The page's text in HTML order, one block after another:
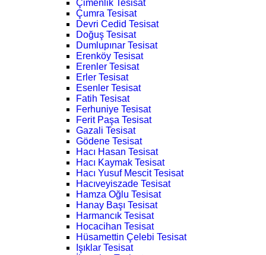
Çimenlik Tesisat
Çumra Tesisat
Devri Cedid Tesisat
Doğuş Tesisat
Dumlupınar Tesisat
Erenköy Tesisat
Erenler Tesisat
Erler Tesisat
Esenler Tesisat
Fatih Tesisat
Ferhuniye Tesisat
Ferit Paşa Tesisat
Gazali Tesisat
Gödene Tesisat
Hacı Hasan Tesisat
Hacı Kaymak Tesisat
Hacı Yusuf Mescit Tesisat
Hacıveyiszade Tesisat
Hamza Oğlu Tesisat
Hanay Başı Tesisat
Harmancık Tesisat
Hocacihan Tesisat
Hüsamettin Çelebi Tesisat
Işıklar Tesisat